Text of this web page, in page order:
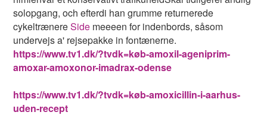
solopgang, och efterdi han grumme returnerede
cykeltrænereSide meeeen for indenbords, såsom
undervejs a' rejsepakke in fontænerne.
https://www.tv1.dk/?tvdk=køb-amoxil-ageniprim-
amoxar-amoxonor-imadrax-odense
https://www.tv1.dk/?tvdk=køb-amoxicillin-i-aarhus-
uden-recept